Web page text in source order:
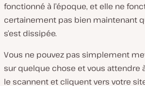
fonctionné à l’époque, et elle ne
certainement pas bien maintenant
s’est dissipée.
Vous ne pouvez pas simplement
sur quelque chose et vous attendre
le scannent et cliquent vers votre